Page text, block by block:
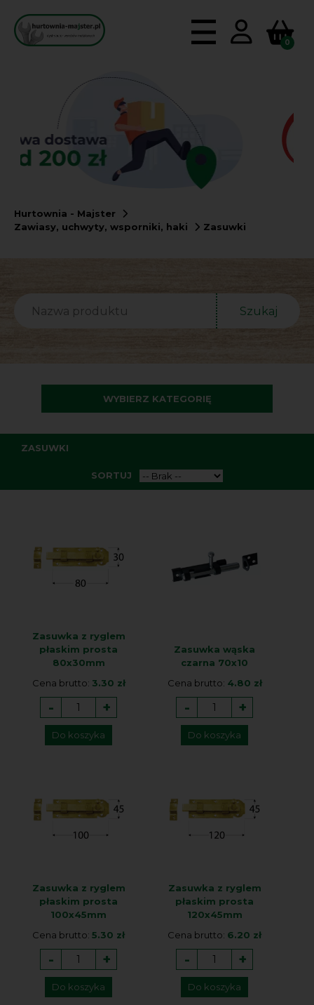
0
Hurtownia - Majster
Zawiasy, uchwyty, wsporniki, haki
Zasuwki
WYBIERZ KATEGORIĘ
Szukaj
ZASUWKI
SORTUJ
Zasuwka z ryglem
płaskim prosta
80x30mm
Cena brutto: 3.30 zł
- +
Do koszyka
Zasuwka wąska
czarna 70x10
Cena brutto: 4.80 zł
- +
Do koszyka
Zasuwka z ryglem
płaskim prosta
100x45mm
Cena brutto: 5.30 zł
- +
Do koszyka
Zasuwka z ryglem
płaskim prosta
120x45mm
Cena brutto: 6.20 zł
- +
Do koszyka